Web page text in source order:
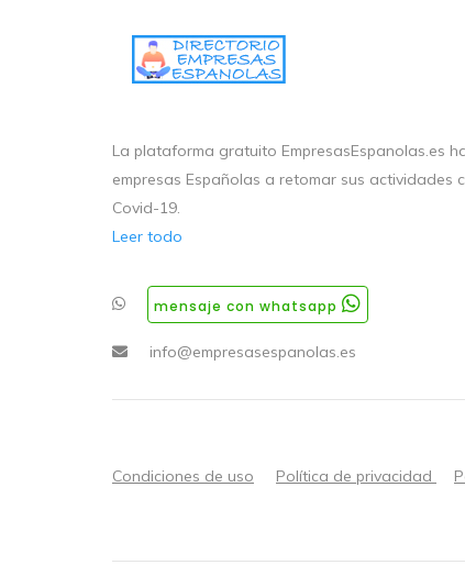
La plataforma gratuito EmpresasEspanolas.es
empresas Españolas a retomar sus actividades
Covid-19.
Leer todo
mensaje con whatsapp
info@empresasespanolas.es
Condiciones de uso Política de privacidad